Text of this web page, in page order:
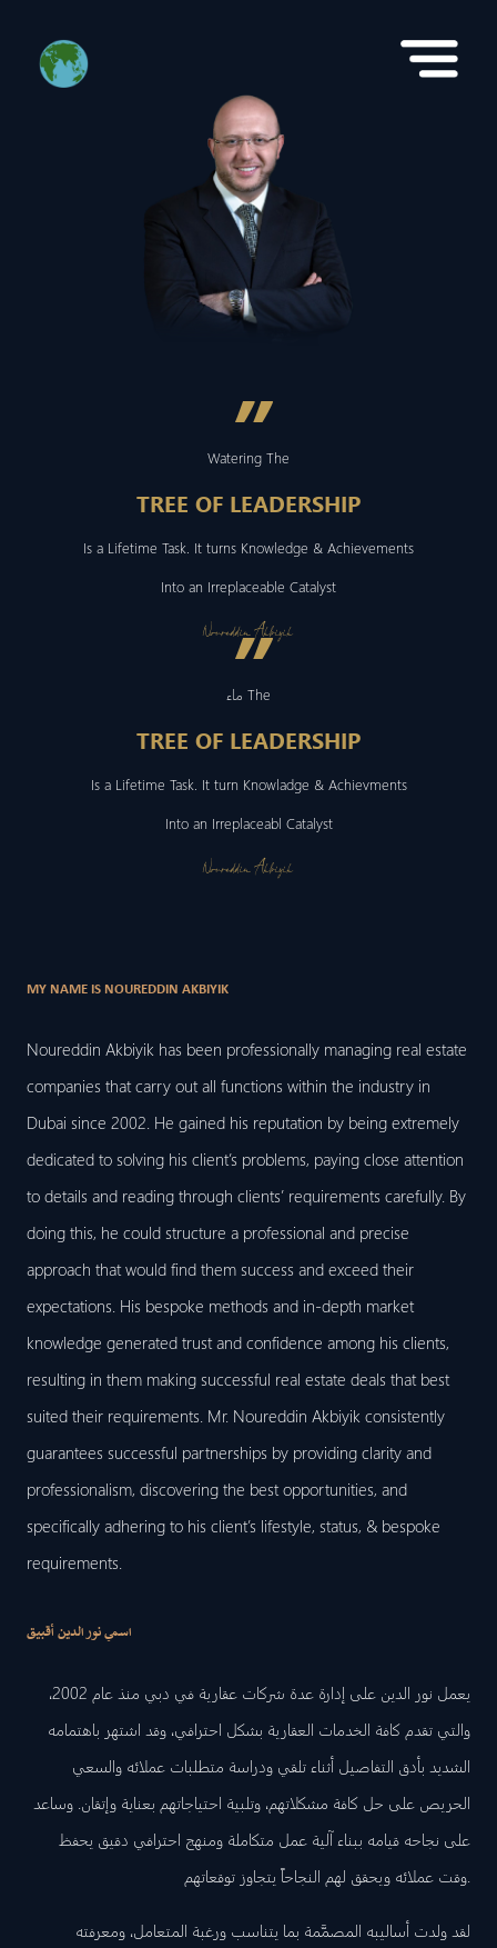
”
Watering The
TREE OF LEADERSHIP
Is a Lifetime Task. It turns Knowledge & Achievements
Into an Irreplaceable Catalyst
Noureddin Akbiyik
”
ماء The
TREE OF LEADERSHIP
Is a Lifetime Task. It turn Knowladge & Achievments
Into an Irreplaceabl Catalyst
Noureddin Akbiyik
MY NAME IS NOUREDDIN AKBIYIK
Noureddin Akbiyik has been professionally managing real estate
companies that carry out all functions within the industry in
Dubai since 2002. He gained his reputation by being extremely
dedicated to solving his client’s problems, paying close attention
to details and reading through clients’ requirements carefully. By
doing this, he could structure a professional and precise
approach that would find them success and exceed their
expectations. His bespoke methods and in-depth market
knowledge generated trust and confidence among his clients,
resulting in them making successful real estate deals that best
suited their requirements. Mr. Noureddin Akbiyik consistently
guarantees successful partnerships by providing clarity and
professionalism, discovering the best opportunities, and
specifically adhering to his client’s lifestyle, status, & bespoke
requirements.
اسمي نور الدين أقبيق
يعمل نور الدين على إدارة عدة شركات عقارية في دبي منذ عام 2002،
والتي تقدم كافة الخدمات العقارية بشكل احترافي، وقد اشتهر باهتمامه
الشديد بأدق التفاصيل أثناء تلقي ودراسة متطلبات عملائه والسعي
الحريص على حل كافة مشكلاتهم، وتلبية احتياجاتهم بعناية وإتقان. وساعد
على نجاحه قيامه ببناء آلية عمل متكاملة ومنهج احترافي دقيق يحفظ
لقد ولدت أساليبه المصمَّمة بما يتناسب ورغبة المتعامل، ومعرفته